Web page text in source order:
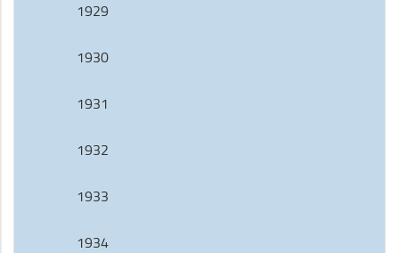
1929
1930
1931
1932
1933
1934